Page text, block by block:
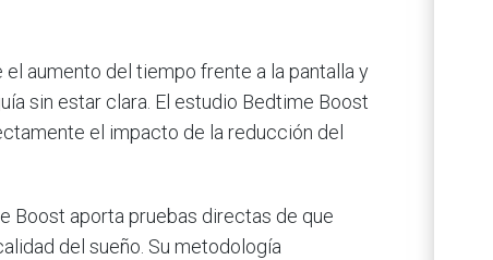
aumento del tiempo frente a la pantalla y
sin estar clara. El estudio Bedtime Boost
el impacto de la reducción del
Boost aporta pruebas directas de que
del sueño. Su metodología